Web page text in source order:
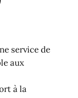
service de
aux
à la